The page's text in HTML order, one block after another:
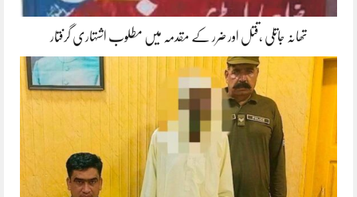
تھانہ جاتلی ،قتل اور ضرر کے مقدمہ میں مطلوب اشتہاری گرفتار